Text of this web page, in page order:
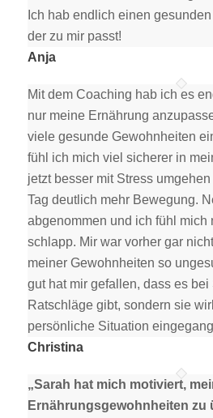
Ich hab endlich einen
der zu mir passt!
Anja
Mit dem Coaching hab ich es
nur meine Ernährung
viele gesunde Gewohnheiten
fühl ich mich viel sicherer in
jetzt besser mit Stress
Tag deutlich mehr Bewegung.
abgenommen und ich fühl mich
schlapp. Mir war vorher gar
meiner Gewohnheiten so
gut hat mir gefallen, dass es
Ratschläge gibt, sondern sie
persönliche Situation
Christina
„Sarah hat mich motiviert,
Ernährungsgewohnheiten zu